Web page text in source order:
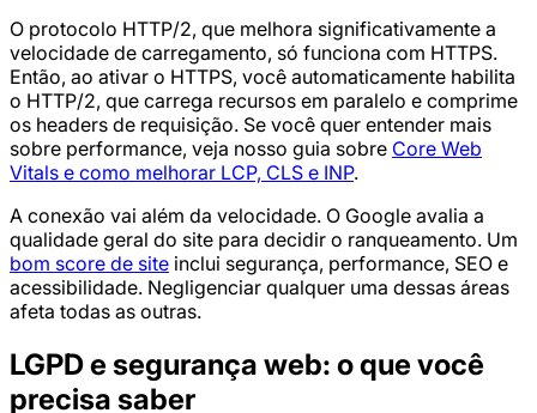
O protocolo HTTP/2, que melhora significativamente a
velocidade de carregamento, só funciona com HTTPS.
Então, ao ativar o HTTPS, você automaticamente habilita
o HTTP/2, que carrega recursos em paralelo e comprime
os headers de requisição. Se você quer entender mais
sobre performance, veja nosso guia sobre Core Web
Vitals e como melhorar LCP, CLS e INP.
A conexão vai além da velocidade. O Google avalia a
qualidade geral do site para decidir o ranqueamento. Um
bom score de site inclui segurança, performance, SEO e
acessibilidade. Negligenciar qualquer uma dessas áreas
afeta todas as outras.
LGPD e segurança web: o que você
precisa saber